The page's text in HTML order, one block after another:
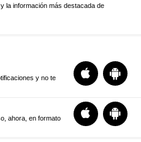
la información más destacada de
y no te
ahora, en formato